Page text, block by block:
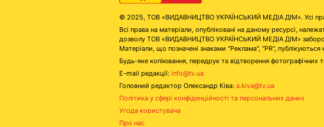
© 2025, ТОВ «ВИДАВНИЦТВО УКРАЇНСЬКИЙ МЕДІА ДІМ». Усі
Всі права на матеріали, опубліковані на даному ресурсі,
дозволу ТОВ «ВИДАВНИЦТВО УКРАЇНСЬКИЙ МЕДІА ДІМ»
Матеріали, що позначені знаками "Реклама", "PR",
Будь-яке копіювання, передрук та відтворення фотографічних
E-mail редакції: info@tv.ua
Головний редактор Олександр Ківа: a.kiva@tv.ua
Політика у сфері конфіденційності та персональних даних
Угода користувача
Про нас